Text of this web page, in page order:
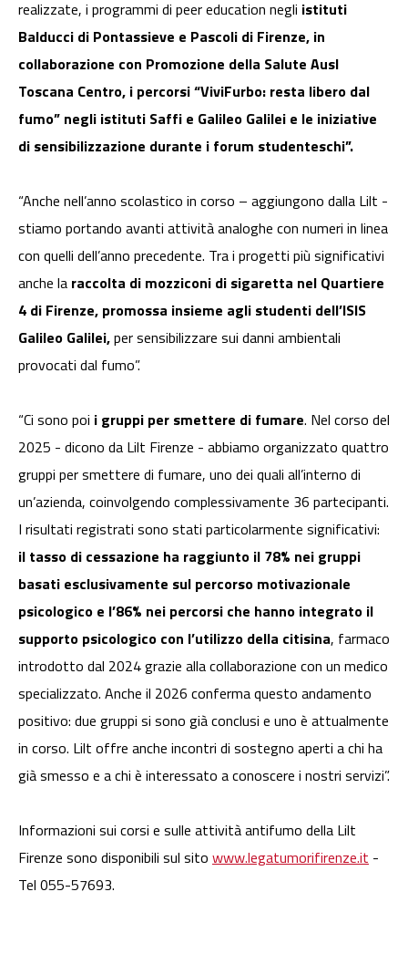
realizzate, i programmi di peer education negli istituti
Balducci di Pontassieve e Pascoli di Firenze, in
collaborazione con Promozione della Salute Ausl
Toscana Centro, i percorsi “ViviFurbo: resta libero dal
fumo” negli istituti Saffi e Galileo Galilei e le iniziative
di sensibilizzazione durante i forum studenteschi”.
“Anche nell’anno scolastico in corso – aggiungono dalla Lilt -
stiamo portando avanti attività analoghe con numeri in linea
con quelli dell’anno precedente. Tra i progetti più significativi
anche la raccolta di mozziconi di sigaretta nel Quartiere
4 di Firenze, promossa insieme agli studenti dell’ISIS
Galileo Galilei,per sensibilizzare sui danni ambientali
provocati dal fumo”.
“Ci sono poi i gruppi per smettere di fumare. Nel corso del
2025 - dicono da Lilt Firenze - abbiamo organizzato quattro
gruppi per smettere di fumare, uno dei quali all’interno di
un’azienda, coinvolgendo complessivamente 36 partecipanti.
I risultati registrati sono stati particolarmente significativi:
il tasso di cessazione ha raggiunto il 78% nei gruppi
basati esclusivamente sul percorso motivazionale
psicologico e l’86% nei percorsi che hanno integrato il
supporto psicologico con l’utilizzo della citisina, farmaco
introdotto dal 2024 grazie alla collaborazione con un medico
specializzato. Anche il 2026 conferma questo andamento
positivo: due gruppi si sono già conclusi e uno è attualmente
in corso. Lilt offre anche incontri di sostegno aperti a chi ha
già smesso e a chi è interessato a conoscere i nostri servizi”.
Informazioni sui corsi e sulle attività antifumo della Lilt
Firenze sono disponibili sul sito www.legatumorifirenze.it -
Tel 055-57693.